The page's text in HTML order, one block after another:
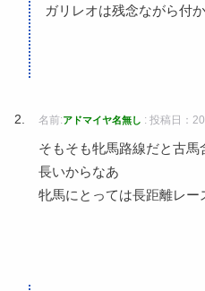
ガリレオは残念ながら付
名前:アドマイヤ名無し : 投稿日：
そもそも牝馬路線だと古
長いからなあ
牝馬にとっては長距離レー